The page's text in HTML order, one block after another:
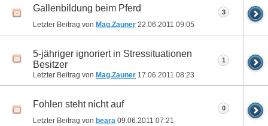
Gallenbildung beim Pferd
Letzter Beitrag von Mag.Zauner 22.06.2011 09:05
3
5-jähriger ignoriert in Stressituationen
Besitzer
Letzter Beitrag von Mag.Zauner 17.06.2011 08:23
1
Fohlen steht nicht auf
Letzter Beitrag von beara 09.06.2011 07:21
0